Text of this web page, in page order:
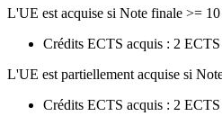
L'UE est acquise si Note finale >= 10
Crédits ECTS acquis : 2 ECTS
L'UE est partiellement acquise si
Crédits ECTS acquis : 2 ECTS